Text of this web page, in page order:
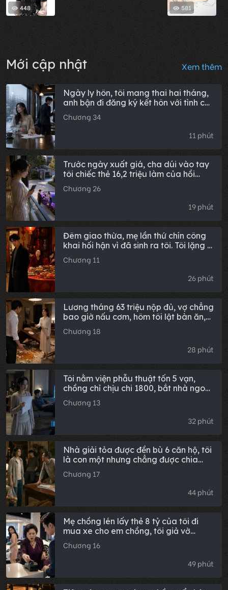
448 581
Mới cập nhật Xem thêm
Ngày ly hôn, tôi mang thai hai tháng,
anh bận đi đăng ký kết hôn với tình cũ
nên chẳng thèm đọc thỏa thuận mà ký
tên ngay; 11 năm sau, tại lễ tốt nghiệp
của con trai, anh nhìn gương mặt
giống hệt mình của thằng bé mà chết
lặng tại chỗ.
Chương 34
11 phút
Trước ngày xuất giá, cha dúi vào tay
tôi chiếc thẻ 16,2 triệu làm của hồi
môn, tôi quay lưng gửi tiết kiệm kỳ hạn
13 năm. Chồng mới cưới tự ý lấy thẻ
mua siêu xe cho em gái, kết quả là khi
quẹt thẻ, nhân viên bán hàng đã gọi
điện cho tôi.
Chương 26
19 phút
Đêm giao thừa, mẹ lần thứ chín công
khai hối hận vì đã sinh ra tôi. Tôi lặng lẽ
thu dọn hành lý rời đi, bà lạnh lùng nói:
'Đi là tốt, bớt được một kẻ ăn không
ngồi rồi!' Hôm sau, khi phát hiện trong
thẻ chỉ còn đúng 215 tệ, cả nhà đều
cuống cuồng.
Chương 11
26 phút
Lương tháng 63 triệu nộp đủ, vợ chẳng
bao giờ nấu cơm, hôm tôi lật bàn ăn,
cô ấy thản nhiên nói: Mẹ anh mỗi
tháng chỉ đưa 800 tiền ăn, còn chẳng
Chương 18
28 phút
Tôi nằm viện phẫu thuật tốn 5 vạn,
chồng chỉ chịu chi 1800, bắt nhà ngoại
bù vào. Một năm sau mẹ chồng phẫu
thuật cần 75 vạn, tôi chuyển cho anh
Chương 13
32 phút
Nhà giải tỏa được đền bù 6 căn hộ, tôi
là con một nhưng chẳng được chia
căn nào, đành âm thầm dọn đi cùng
chồng con. 8 ngày sau, văn phòng giải
tỏa tìm đến: cả 6 căn hộ đều bị phong
tỏa, bố mẹ cầu xin tôi quay về cứu
vãn.
Chương 17
44 phút
Mẹ chồng lén lấy thẻ 8 tỷ của tôi đi
mua xe cho em chồng, tôi giả vờ
không biết rồi báo mất, bà gọi 119
cuộc điện thoại điên cuồng khi quẹt
Chương 16
49 phút